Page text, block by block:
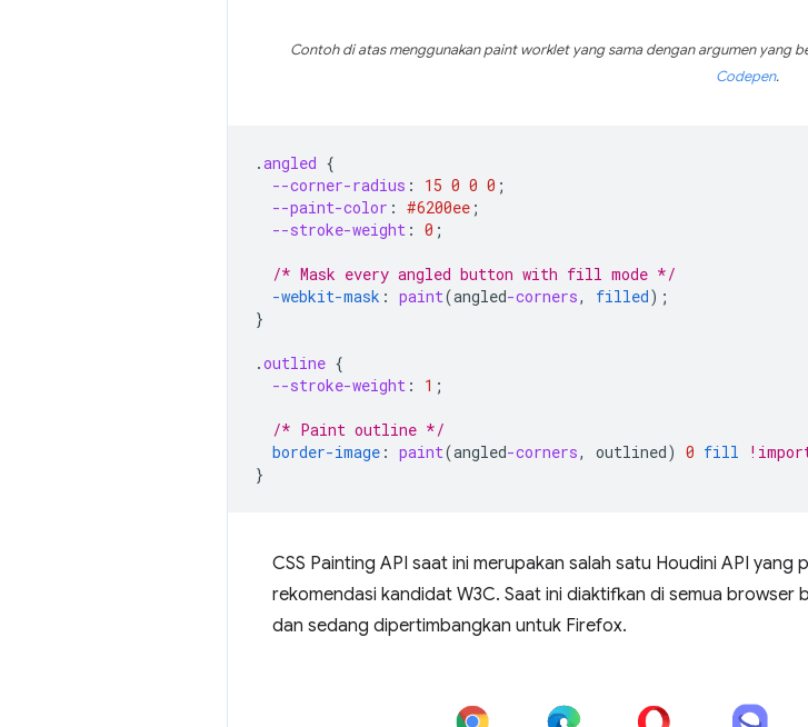
Contoh di atas menggunakan paint worklet yang sama dengan argumen yang
Codepen.
.angled {
--corner-radius : 15 0 0 0 ;
--paint-color : #6200ee ;
--stroke-weight : 0 ;
/* Mask every angled button with fill mode */
-webkit-mask : paint(angled-corners, filled);
}
.outline {
--stroke-weight : 1 ;
/* Paint outline */
border-image : paint(angled-corners, outlined) 0 fill
}
CSS Painting API saat ini merupakan salah satu Houdini API
rekomendasi kandidat W3C. Saat ini diaktifkan di semua browser
dan sedang dipertimbangkan untuk Firefox.